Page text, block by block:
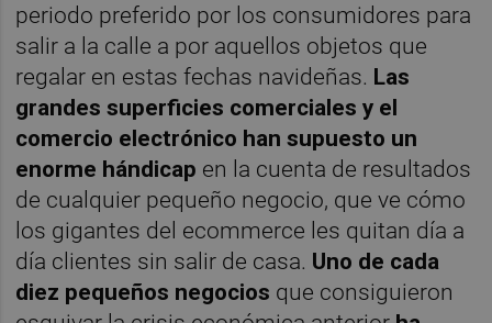
periodo preferido por los consumidores para
salir a la calle a por aquellos objetos que
regalar en estas fechas navideñas. Las
grandes superficies comerciales y el
comercio electrónico han supuesto un
enorme hándicap en la cuenta de resultados
de cualquier pequeño negocio, que ve cómo
los gigantes del ecommerce les quitan día a
día clientes sin salir de casa. Uno de cada
diez pequeños negocios que consiguieron